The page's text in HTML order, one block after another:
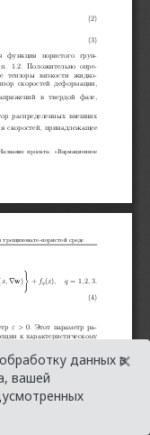
данных в
вашей
×